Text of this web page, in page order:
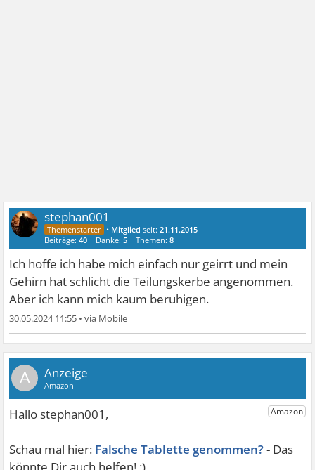
stephan001
• Mitglied seit:21.11.2015
Beiträge:40 Danke:5 Themen:8
Ich hoffe ich habe mich einfach nur geirrt und mein
Gehirn hat schlicht die Teilungskerbe angenommen.
Aber ich kann mich kaum beruhigen.
30.05.2024 11:55 •
A
Falsche Tablette genommen?